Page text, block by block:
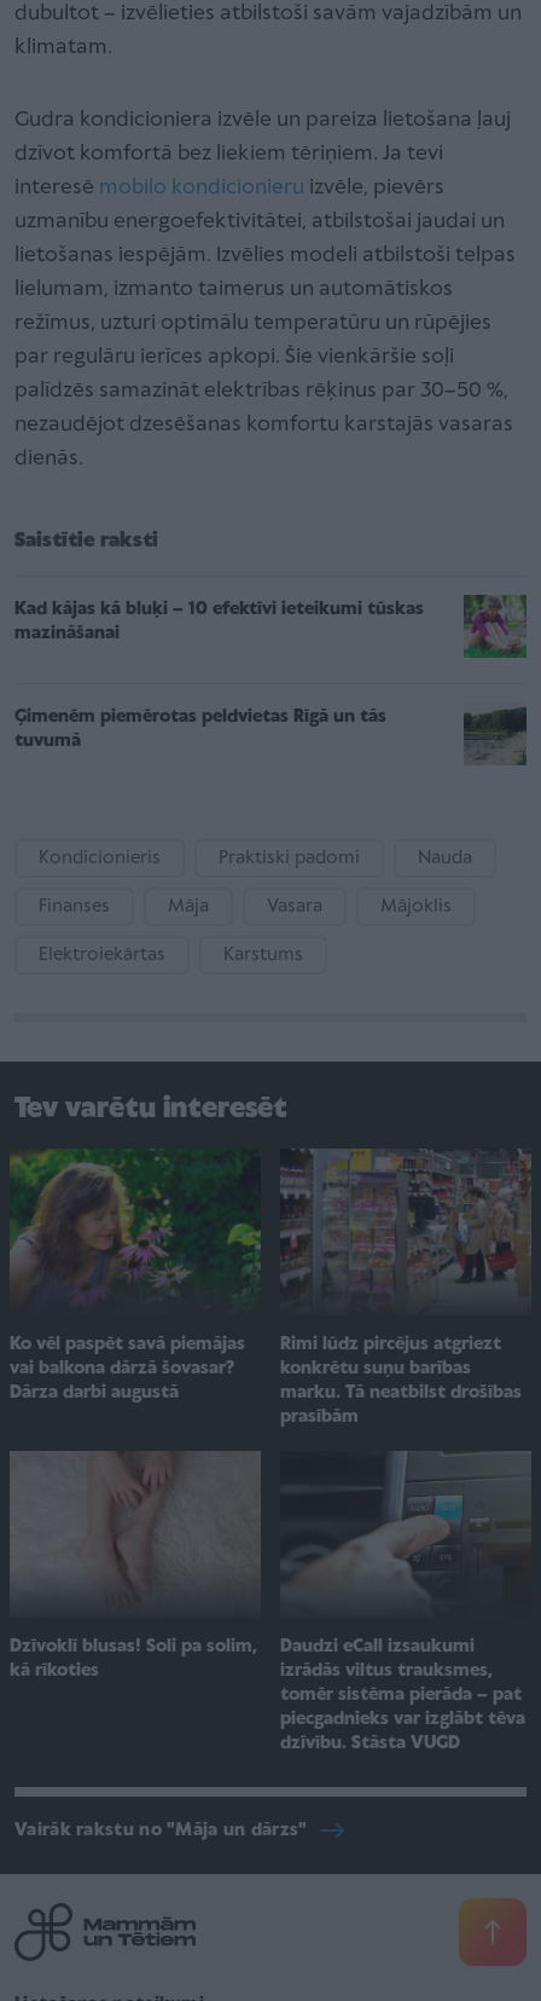
dubultot – izvēlieties atbilstoši savām vajadzībām un
klimatam.
Gudra kondicioniera izvēle un pareiza lietošana ļauj
dzīvot komfortā bez liekiem tēriņiem. Ja tevi
interesē mobilo kondicionieru izvēle, pievērs
uzmanību energoefektivitātei, atbilstošai jaudai un
lietošanas iespējām. Izvēlies modeli atbilstoši telpas
lielumam, izmanto taimerus un automātiskos
režīmus, uzturi optimālu temperatūru un rūpējies
par regulāru ierīces apkopi. Šie vienkāršie soļi
palīdzēs samazināt elektrības rēķinus par 30–50 %,
nezaudējot dzesēšanas komfortu karstajās vasaras
dienās.
Saistītie raksti
Kad kājas kā bluķi – 10 efektīvi ieteikumi tūskas
mazināšanai
Ģimenēm piemērotas peldvietas Rīgā un tās
tuvumā
Kondicionieris Praktiski padomi Nauda
Finanses Māja Vasara Mājoklis
Elektroiekārtas Karstums
Tev varētu interesēt
Ko vēl paspēt savā piemājas
vai balkona dārzā šovasar?
Dārza darbi augustā
Rimi lūdz pircējus atgriezt
konkrētu suņu barības
marku. Tā neatbilst drošības
prasībām
Dzīvoklī blusas! Soli pa solim,
kā rīkoties
Daudzi eCall izsaukumi
izrādās viltus trauksmes,
tomēr sistēma pierāda – pat
piecgadnieks var izglābt tēva
dzīvību. Stāsta VUGD
Vairāk rakstu no "Māja un dārzs"